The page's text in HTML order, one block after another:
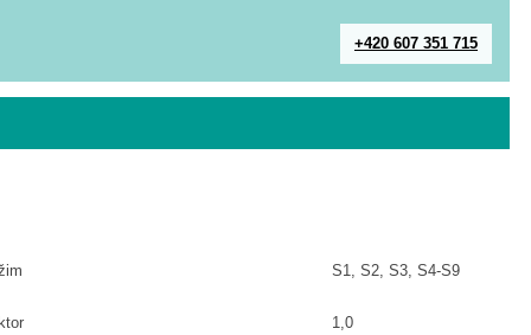
+420 607 351 715
S1, S2, S3, S4-S9
1,0